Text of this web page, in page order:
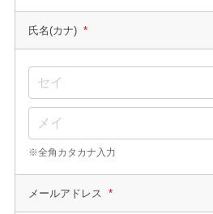
氏名(カナ) *
※全角カタカナ入力
メールアドレス *